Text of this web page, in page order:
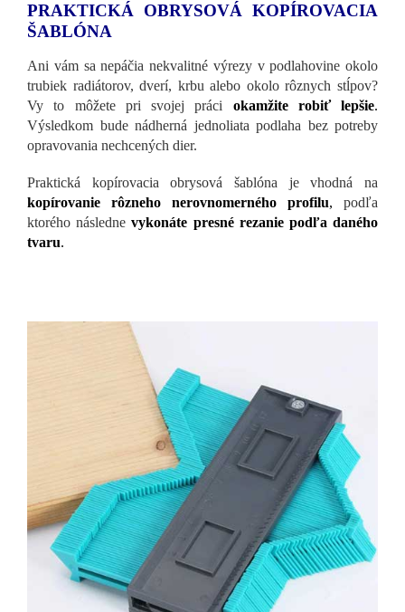
PRAKTICKÁ OBRYSOVÁ KOPÍROVACIA
ŠABLÓNA
Ani vám sa nepáčia nekvalitné výrezy v podlahovine okolo
trubiek radiátorov, dverí, krbu alebo okolo rôznych stĺpov?
Vy to môžete pri svojej práci okamžite robiť lepšie.
Výsledkom bude nádherná jednoliata podlaha bez potreby
opravovania nechcených dier.
Praktická kopírovacia obrysová šablóna je vhodná na
kopírovanie rôzneho nerovnomerného profilu, podľa
ktorého následnevykonáte presné rezanie podľa daného
tvaru.